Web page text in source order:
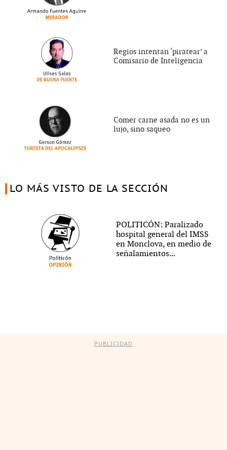
Regios intentan ‘piratear’ a
Comisario de Inteligencia
Comer carne asada no es un
lujo, sino saqueo
LO MÁS VISTO DE LA SECCIÓN
POLITICÓN: Paralizado
hospital general del IMSS
en Monclova, en medio de
señalamientos...
PUBLICIDAD